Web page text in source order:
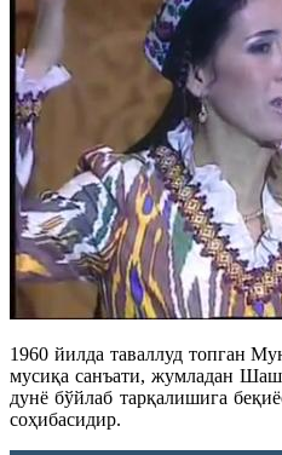
1960 йилда таваллуд топган
мусиқа санъати, жумладан
дунё бўйлаб тарқалишига
соҳибасидир.